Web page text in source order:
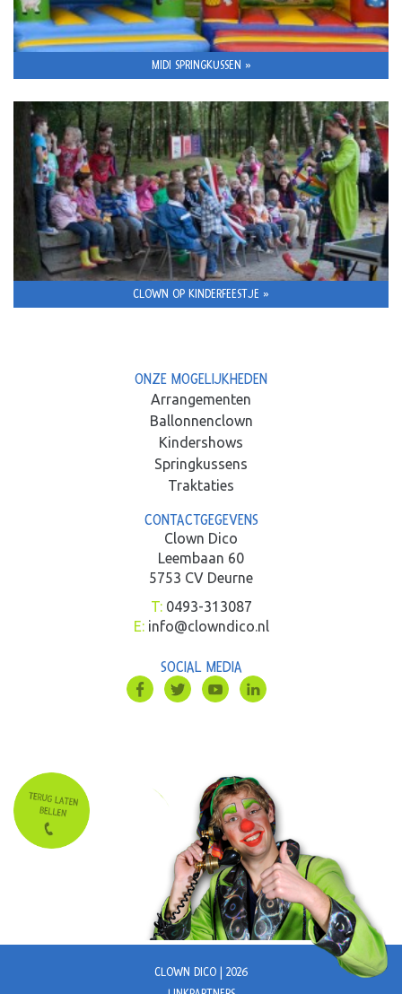
MIDI SPRINGKUSSEN »
CLOWN OP KINDERFEESTJE »
ONZE MOGELIJKHEDEN
Arrangementen
Ballonnenclown
Kindershows
Springkussens
Traktaties
CONTACTGEGEVENS
Clown Dico
Leembaan 60
5753 CV Deurne
T:0493-313087
E: info@clowndico.nl
SOCIAL MEDIA
CLOWN DICO | 2026